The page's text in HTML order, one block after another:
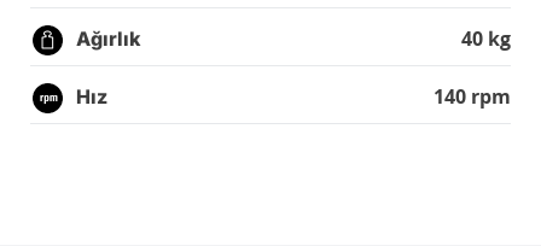
Ağırlık 40 kg
Hız 140 rpm